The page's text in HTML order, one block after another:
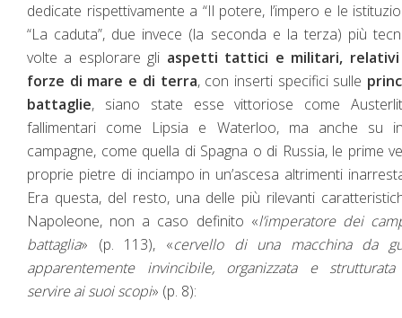
dedicate rispettivamente a “Il potere, l’impero e le
“La caduta”, due invece (la seconda e la terza) più
volte a esplorare gli aspetti tattici e militari, relativi
forze di mare e di terra, con inserti specifici sulle
battaglie, siano state esse vittoriose come
fallimentari come Lipsia e Waterloo, ma anche su
campagne, come quella di Spagna o di Russia, le prime
proprie pietre di inciampo in un’ascesa altrimenti
Era questa, del resto, una delle più rilevanti
Napoleone, non a caso definito «l’imperatore dei
battaglia» (p. 113), «cervello di una macchina da
apparentemente invincibile, organizzata e
servire ai suoi scopi» (p. 8):